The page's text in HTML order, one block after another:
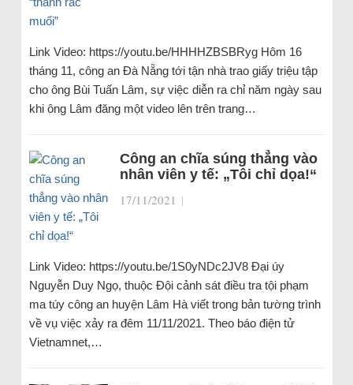
Link Video: https://youtu.be/HHHHZBSBRyg Hôm 16
tháng 11, công an Đà Nẵng tới tận nhà trao giấy triệu tập
cho ông Bùi Tuấn Lâm, sự việc diễn ra chỉ năm ngày sau
khi ông Lâm đăng một video lên trên trang…
Công an chĩa súng thẳng vào
nhân viên y tế: „Tôi chỉ dọa!“
17/11/2021 |
Link Video: https://youtu.be/1S0yNDc2JV8 Đại úy
Nguyễn Duy Ngọ, thuộc Đội cảnh sát điều tra tội phạm
ma túy công an huyện Lâm Hà viết trong bản tường trình
về vụ việc xảy ra đêm 11/11/2021. Theo báo điện tử
Vietnamnet,…